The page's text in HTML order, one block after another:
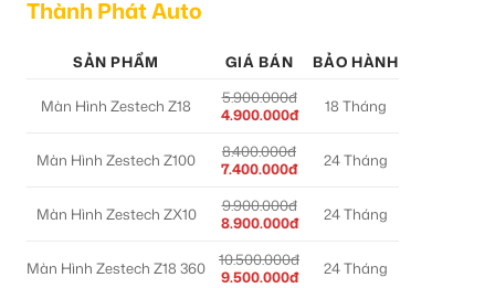
Thành Phát Auto
SẢN PHẨM GIÁ BÁN BẢO HÀNH
Màn Hình Zestech Z18
5.900.000đ
4.900.000đ
18 Tháng
Màn Hình Zestech Z100
8.400.000đ
7.400.000đ
24 Tháng
Màn Hình Zestech ZX10
9.900.000đ
8.900.000đ
24 Tháng
Màn Hình Zestech Z18 360
10.500.000đ
9.500.000đ
24 Tháng